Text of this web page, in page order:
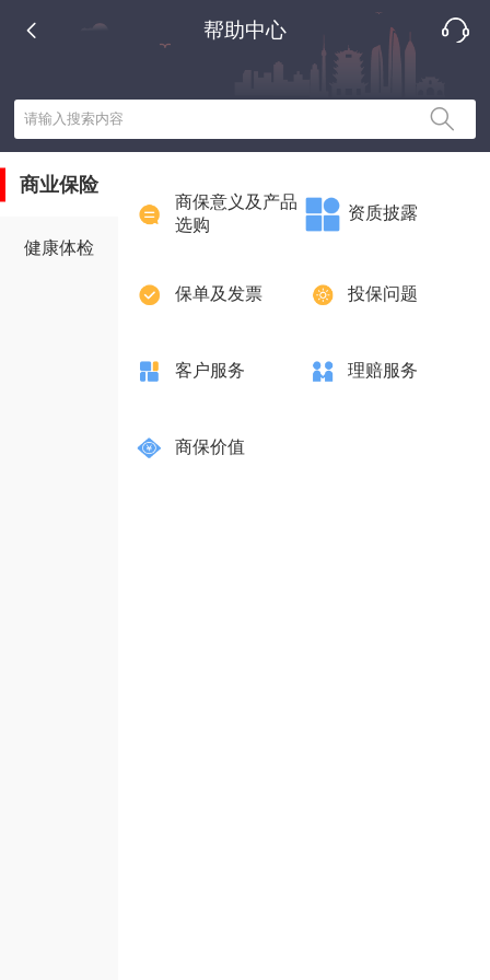
帮助中心
请输入搜索内容
商业保险
健康体检
商保意义及产品
选购
资质披露
保单及发票 投保问题
客户服务 理赔服务
商保价值